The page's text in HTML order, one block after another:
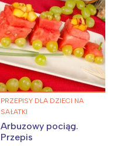
PRZEPISY DLA DZIECI NA
SAŁATKI
Arbuzowy pociąg.
Przepis